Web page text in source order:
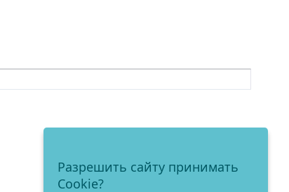
Разрешить сайту принимать
Cookie?